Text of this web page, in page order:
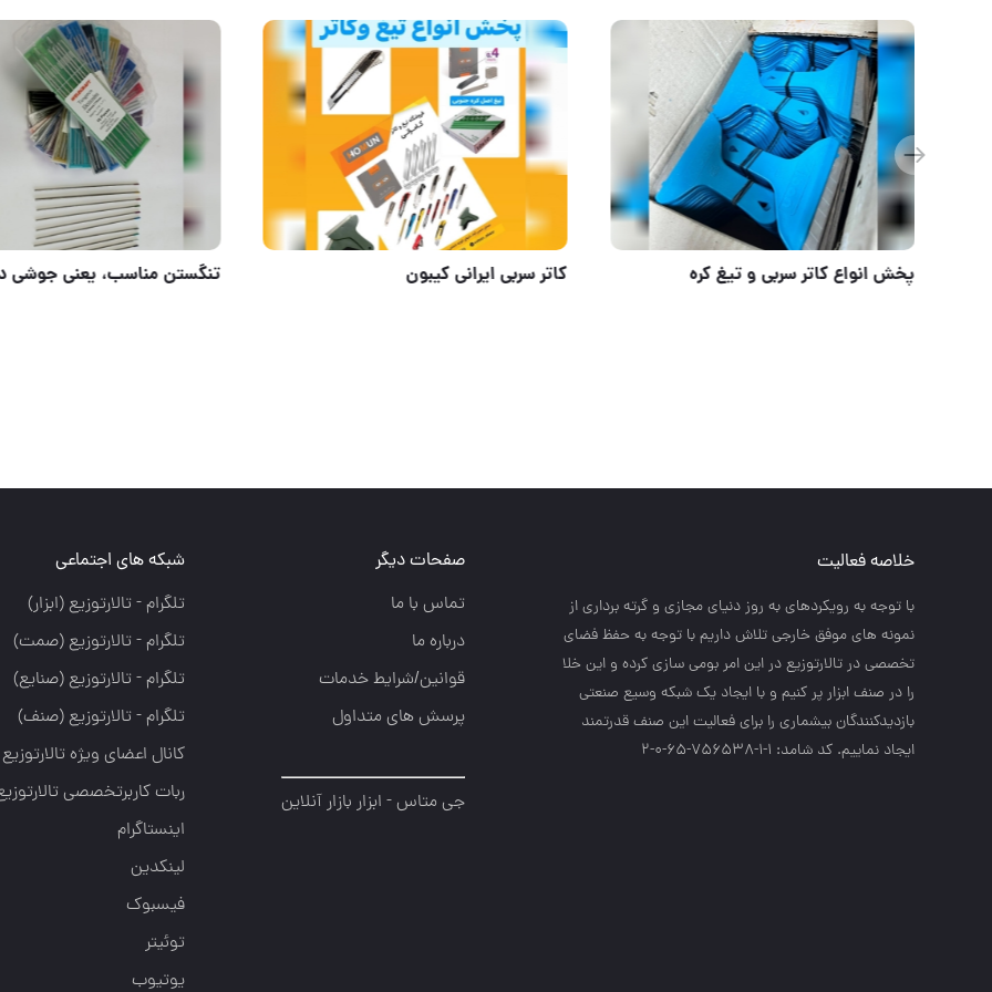
گریس STP Poly Plus پخش انواع کاتر سربی و تیغ کره کاتر سربی ایرانی کیبون
خلاصه فعالیت
با توجه به رويكردهاي به روز دنياي مجازي و گرته برداري از
نمونه هاي موفق خارجي تلاش داريم با توجه به حفظ فضاي
تخصصي در تالارتوزيع در اين امر بومي سازي كرده و اين خلا
را در صنف ابزار پر كنيم و با ايجاد يك شبكه وسيع صنعتي
بازديدكنندگان بيشماري را براي فعاليت اين صنف قدرتمند
ايجاد نماييم. کد شامد: 1-1-756538-65-0-2
صفحات دیگر
تماس با ما
درباره ما
قوانین/شرایط خدمات
پرسش های متداول
جی متاس - ابزار بازار آنلاین
شبکه های اجتماعی
تلگرام - تالارتوزيع (ابزار)
تلگرام - تالارتوزيع (صمت)
تلگرام - تالارتوزيع (صنايع)
تلگرام - تالارتوزیع (صنف)
کانال اعضای ویژه تالارتوزیع
ربات کاربرتخصصی
اینستاگرام
لینکدین
فیسبوک
توئیتر
یوتیوب